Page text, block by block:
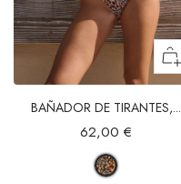
BAÑADOR DE TIRANTES,...
62,00 €